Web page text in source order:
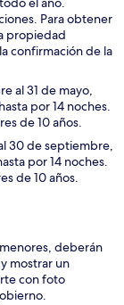
Para obtener
propiedad
confirmación de la
al 31 de mayo,
por 14 noches.
de 10 años.
30 de septiembre,
por 14 noches.
de 10 años.
deberán
mostrar un
con foto